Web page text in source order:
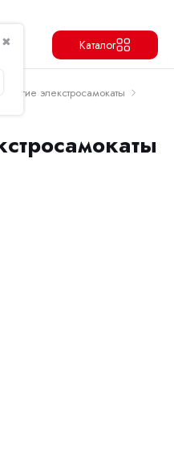
✖ Каталог
элекстросамокаты
Перейти в корзину